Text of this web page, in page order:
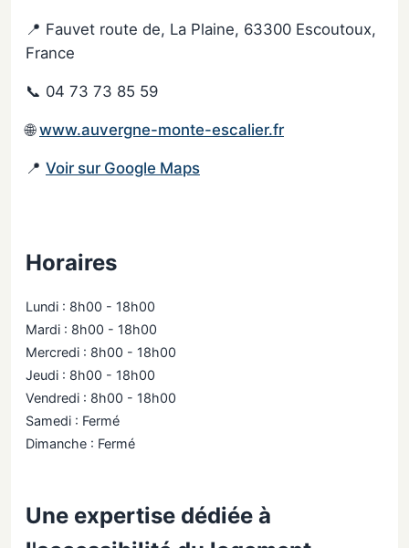
📍 Fauvet route de, La Plaine, 63300 Escoutoux,
France
📞 04 73 73 85 59
🌐www.auvergne-monte-escalier.fr
📍 Voir sur Google Maps
Horaires
Lundi : 8h00 - 18h00
Mardi : 8h00 - 18h00
Mercredi : 8h00 - 18h00
Jeudi : 8h00 - 18h00
Vendredi : 8h00 - 18h00
Samedi : Fermé
Dimanche : Fermé
Une expertise dédiée à